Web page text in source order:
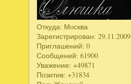
Откуда: Мoсква
Зарегистрирован: 29.11.2009
Приглашений: 0
Сообщений: 61900
Уважение: +49871
Позитив: +31834